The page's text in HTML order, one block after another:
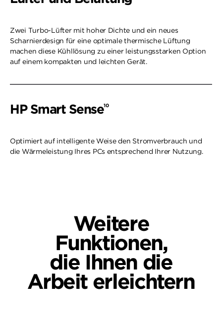
Zwei Turbo-Lüfter mit hoher Dichte und ein neues
Scharnierdesign für eine optimale thermische Lüftung
machen diese Kühllösung zu einer leistungsstarken Option
auf einem kompakten und leichten Gerät.
HP Smart Sense10
Optimiert auf intelligente Weise den Stromverbrauch und
die Wärmeleistung Ihres PCs entsprechend Ihrer Nutzung.
Weitere
Funktionen,
die Ihnen die
Arbeit erleichtern